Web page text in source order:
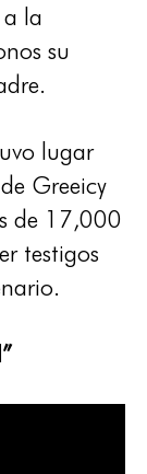
la
su
lugar
Greeicy
de 17,000
testigos